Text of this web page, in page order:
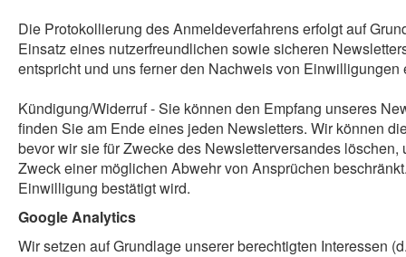
Die Protokollierung des Anmeldeverfahrens erfolgt auf
Einsatz eines nutzerfreundlichen sowie sicheren
entspricht und uns ferner den Nachweis von Einwilligungen
Kündigung/Widerruf - Sie können den Empfang unseres
finden Sie am Ende eines jeden Newsletters. Wir können
bevor wir sie für Zwecke des Newsletterversandes
Zweck einer möglichen Abwehr von Ansprüchen
Einwilligung bestätigt wird.
Google Analytics
Wir setzen auf Grundlage unserer berechtigten Interessen